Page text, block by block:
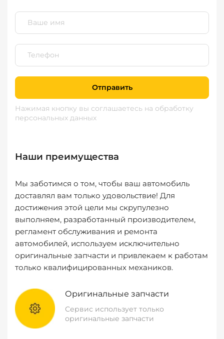
Отправить
Нажимая кнопку вы соглашаетесь на обработку
персональных данных
Наши преимущества
Мы заботимся о том, чтобы ваш автомобиль
доставлял вам только удовольствие! Для
достижения этой цели мы скрупулезно
выполняем, разработанный производителем,
регламент обслуживания и ремонта
автомобилей, используем исключительно
оригинальные запчасти и привлекаем к работам
только квалифицированных механиков.
Оригинальные запчасти
Сервис использует только
оригинальные запчасти